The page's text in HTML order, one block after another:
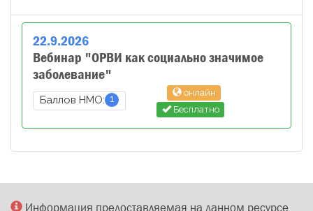
22.9.2026
Вебинар "ОРВИ как социально значимое
заболевание"
Баллов НМО: 1
онлайн
Бесплатно
Информация предоставляемая на данном ресурсе